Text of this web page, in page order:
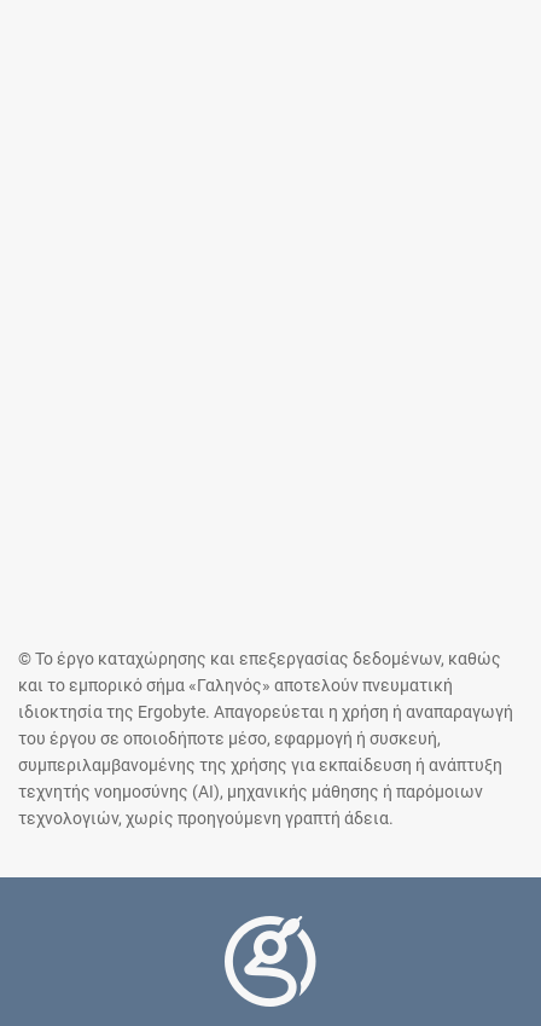
© Το έργο καταχώρησης και επεξεργασίας δεδομένων, καθώς
και το εμπορικό σήμα «Γαληνός» αποτελούν πνευματική
ιδιοκτησία της Ergobyte. Απαγορεύεται η χρήση ή αναπαραγωγή
του έργου σε οποιοδήποτε μέσο, εφαρμογή ή συσκευή,
συμπεριλαμβανομένης της χρήσης για εκπαίδευση ή ανάπτυξη
τεχνητής νοημοσύνης (AI), μηχανικής μάθησης ή παρόμοιων
τεχνολογιών, χωρίς προηγούμενη γραπτή άδεια.